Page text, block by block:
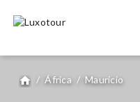
home / África / Mauricio